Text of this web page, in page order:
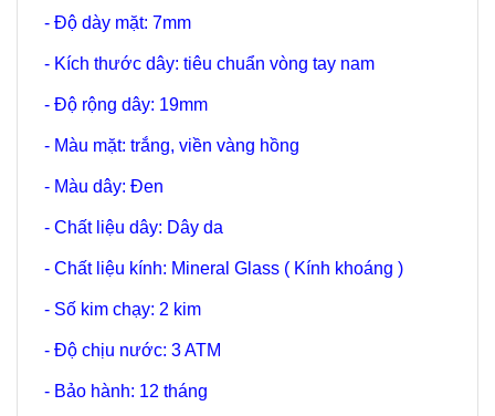
- Độ dày mặt: 7mm
- Kích thước dây: tiêu chuẩn vòng tay nam
- Độ rộng dây: 19mm
- Màu mặt: trắng, viền vàng hồng
- Màu dây: Đen
- Chất liệu dây: Dây da
- Chất liệu kính: Mineral Glass ( Kính khoáng )
- Số kim chạy: 2 kim
- Độ chịu nước: 3 ATM
- Bảo hành: 12 tháng